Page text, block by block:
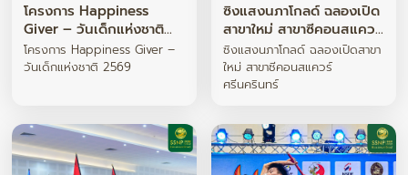
โครงการ Happiness
Giver – วันเด็กแห่งชาติ
2569
โครงการ Happiness Giver –
วันเด็กแห่งชาติ 2569
ซิงแสงนภาโกลด์ ฉลองเปิด
สาขาใหม่ สาขาซีคอนสแควร์
ศรีนครินทร์
ซิงแสงนภาโกลด์ ฉลองเปิดสาขา
ใหม่ สาขาซีคอนสแควร์
ศรีนครินทร์